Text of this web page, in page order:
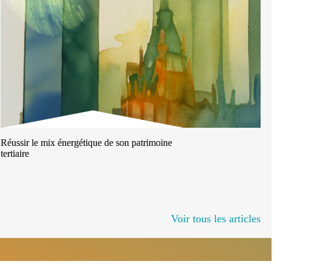
Réussir le mix énergétique de son patrimoine
tertiaire
Voir tous les articles